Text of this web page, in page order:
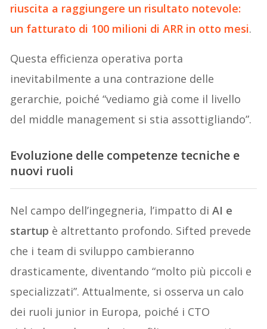
riuscita a raggiungere un risultato notevole:
un fatturato di 100 milioni di ARR in otto mesi.
Questa efficienza operativa porta
inevitabilmente a una contrazione delle
gerarchie, poiché “vediamo già come il livello
del middle management si stia assottigliando”.
Evoluzione delle competenze tecniche e
nuovi ruoli
Nel campo dell’ingegneria, l’impatto diAI e
startup è altrettanto profondo. Sifted prevede
che i team di sviluppo cambieranno
drasticamente, diventando “molto più piccoli e
specializzati”. Attualmente, si osserva un calo
dei ruoli junior in Europa, poiché i CTO